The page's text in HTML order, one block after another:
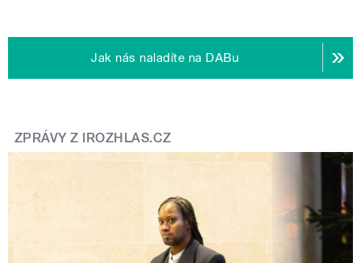
Jak nás naladíte na DABu
ZPRÁVY Z IROZHLAS.CZ